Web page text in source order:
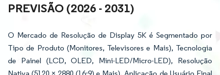
PREVISÃO (2026 - 2031)
O Mercado de Resolução de Display 5K é Segmentado por
Tipo de Produto (Monitores, Televisores e Mais), Tecnologia
de Painel (LCD, OLED, Mini-LED/Micro-LED), Resolução